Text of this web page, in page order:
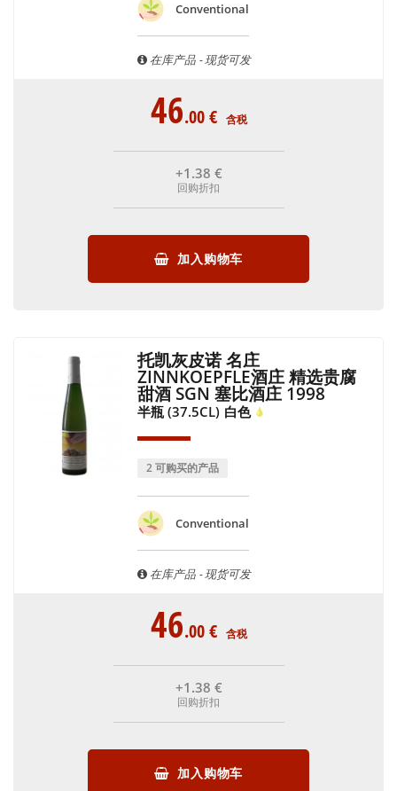
Conventional
在库产品 - 现货可发
46.00€ 含税
+1 .38 €
回购折扣
加入购物车
托凯灰皮诺 名庄
ZINNKOEPFLE酒庄 精选贵腐
甜酒 SGN 塞比酒庄 1998
半瓶 (37.5CL) 白色
2 可购买的产品
Conventional
在库产品 - 现货可发
46.00€ 含税
+1 .38 €
回购折扣
加入购物车